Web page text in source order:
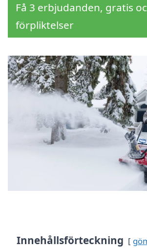
Få 3 erbjudanden, gratis
förpliktelser
Innehållsförteckning